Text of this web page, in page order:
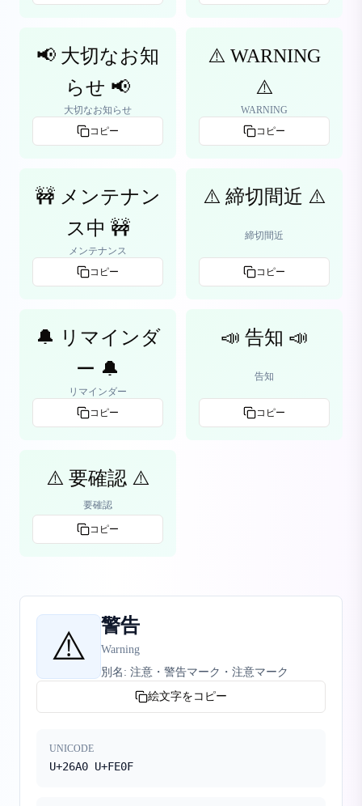
📢 大切なお知
らせ 📢
大切なお知らせ
コピー
⚠️ WARNING
⚠️
WARNING
コピー
🚧 メンテナン
ス中 🚧
メンテナンス
コピー
⚠️ 締切間近 ⚠️
締切間近
コピー
🔔 リマインダ
ー 🔔
リマインダー
コピー
📣 告知 📣
告知
コピー
⚠️ 要確認 ⚠️
要確認
コピー
⚠️ 警告
Warning
別名: 注意・警告マーク・注意マーク
絵文字をコピー
UNICODE
U+26A0 U+FE0F